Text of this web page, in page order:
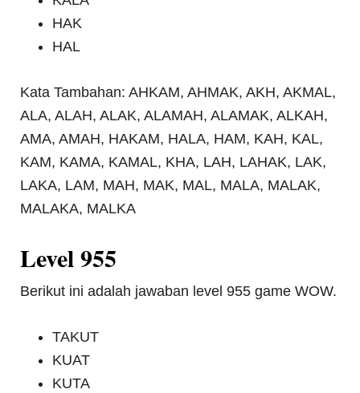
HAK
HAL
Kata Tambahan: AHKAM, AHMAK, AKH, AKMAL,
ALA, ALAH, ALAK, ALAMAH, ALAMAK, ALKAH,
AMA, AMAH, HAKAM, HALA, HAM, KAH, KAL,
KAM, KAMA, KAMAL, KHA, LAH, LAHAK, LAK,
LAKA, LAM, MAH, MAK, MAL, MALA, MALAK,
MALAKA, MALKA
Level 955
Berikut ini adalah jawaban level 955 game WOW.
TAKUT
KUAT
KUTA